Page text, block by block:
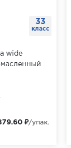
33
класс
wide
₽/упак.